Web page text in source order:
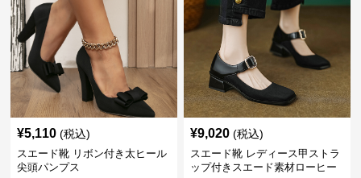
¥5,110 (税込)
スエード靴 リボン付き太ヒール
尖頭パンプス
¥9,020 (税込)
スエード靴 レディース甲ストラ
ップ付きスエード素材ローヒー